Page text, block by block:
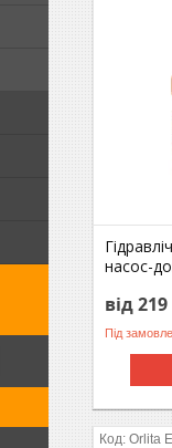
насос-
від
Під
Orlita